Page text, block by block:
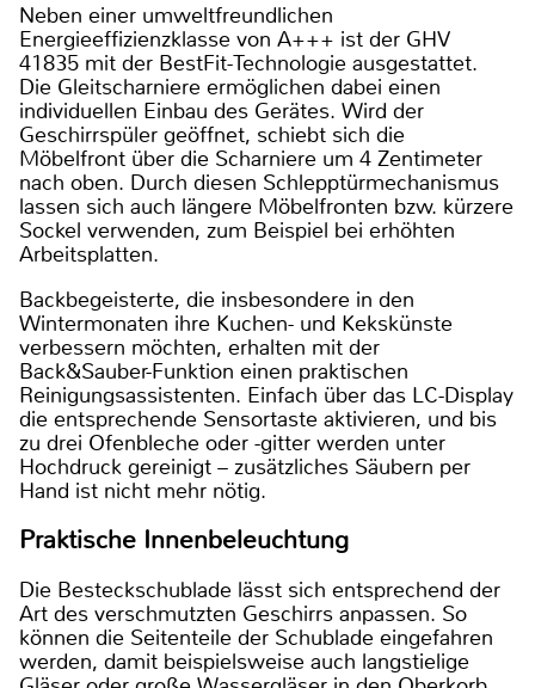
Neben einer umweltfreundlichen
Energieeffizienzklasse von A+++ ist der GHV
41835 mit der BestFit-Technologie ausgestattet.
Die Gleitscharniere ermöglichen dabei einen
individuellen Einbau des Gerätes. Wird der
Geschirrspüler geöffnet, schiebt sich die
Möbelfront über die Scharniere um 4 Zentimeter
nach oben. Durch diesen Schlepptürmechanismus
lassen sich auch längere Möbelfronten bzw. kürzere
Sockel verwenden, zum Beispiel bei erhöhten
Arbeitsplatten.
Backbegeisterte, die insbesondere in den
Wintermonaten ihre Kuchen- und Kekskünste
verbessern möchten, erhalten mit der
Back&Sauber-Funktion einen praktischen
Reinigungsassistenten. Einfach über das LC-Display
die entsprechende Sensortaste aktivieren, und bis
zu drei Ofenbleche oder -gitter werden unter
Hochdruck gereinigt – zusätzliches Säubern per
Hand ist nicht mehr nötig.
Praktische Innenbeleuchtung
Die Besteckschublade lässt sich entsprechend der
Art des verschmutzten Geschirrs anpassen. So
können die Seitenteile der Schublade eingefahren
werden, damit beispielsweise auch langstielige